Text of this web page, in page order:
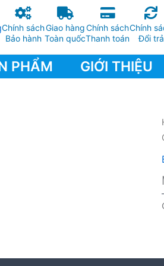
Chính sách
Bảo hành
Giao hàng
Toàn quốc
Chính sách
Thanh toán
Chính
Đổi trả
PHẨM GIỚI THIỆU